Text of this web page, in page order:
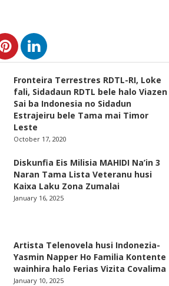
Fronteira Terrestres RDTL-RI, Loke
fali, Sidadaun RDTL bele halo Viazen
Sai ba Indonesia no Sidadun
Estrajeiru bele Tama mai Timor
Leste
October 17, 2020
Diskunfia Eis Milisia MAHIDI Na’in 3
Naran Tama Lista Veteranu husi
Kaixa Laku Zona Zumalai
January 16, 2025
Artista Telenovela husi Indonezia-
Yasmin Napper Ho Familia Kontente
wainhira halo Ferias Vizita Covalima
January 10, 2025